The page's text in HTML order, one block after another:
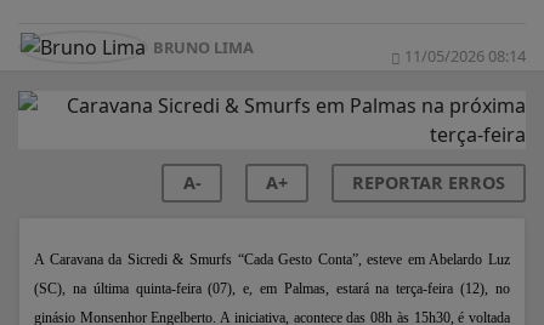
BRUNO LIMA 11/05/2026 08:14
A- A+ REPORTAR ERROS
A Caravana da Sicredi & Smurfs “Cada Gesto Conta”, esteve emAbelardo Luz
(SC), na última quinta-feira (07), e, em Palmas, estará na terça-feira (12), no
ginásio Monsenhor Engelberto. A iniciativa, acontece das 08h às 15h30,é voltada